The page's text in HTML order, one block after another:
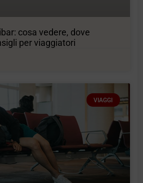
cosa vedere, dove
per viaggiatori
VIAGGI